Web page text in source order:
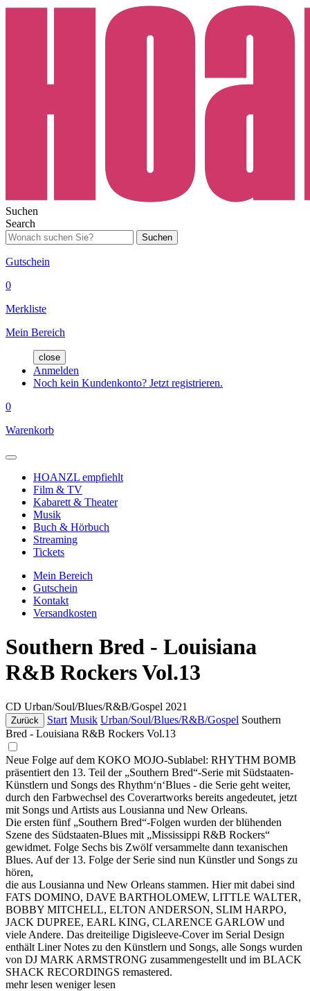
Suchen
Search
Suchen
Gutschein
0
Merkliste
Mein Bereich
close
Anmelden
Noch kein Kundenkonto? Jetzt registrieren.
0
Warenkorb
HOANZL empfiehlt
Film & TV
Kabarett & Theater
Musik
Buch & Hörbuch
Streaming
Tickets
Mein Bereich
Gutschein
Kontakt
Versandkosten
Southern Bred - Louisiana
R&B Rockers Vol.13
CD Urban/Soul/Blues/R&B/Gospel 2021
Zurück Start Musik Urban/Soul/Blues/R&B/Gospel Southern
Bred - Louisiana R&B Rockers Vol.13
Neue Folge auf dem KOKO MOJO-Sublabel: RHYTHM BOMB
präsentiert den 13. Teil der „Southern Bred“-Serie mit Südstaaten-
Künstlern und Songs des Rhythm‘n‘Blues - die Serie geht weiter,
durch den Farbwechsel des Coverartworks bereits angedeutet, jetzt
mit Songs und Artists aus Lousianna und New Orleans.
Die ersten fünf „Southern Bred“-Folgen wurden der blühenden
Szene des Südstaaten-Blues mit „Mississippi R&B Rockers“
gewidmet. Folge Sechs bis Zwölf versammelte dann texanischen
Blues. Auf der 13. Folge der Serie sind nun Künstler und Songs zu
hören,
die aus Lousianna und New Orleans stammen. Hier mit dabei sind
FATS DOMINO, DAVE BARTHOLOMEW, LITTLE WALTER,
BOBBY MITCHELL, ELTON ANDERSON, SLIM HARPO,
JACK DUPREE, EARL KING, CLARENCE GARLOW und
viele Andere. Das dreiteilige Digisleeve-Cover im Serial Design
enthält Liner Notes zu den Künstlern und Songs, alle Songs wurden
von DJ MARK ARMSTRONG zusammengestellt und im BLACK
SHACK RECORDINGS remastered.
mehr lesen weniger lesen